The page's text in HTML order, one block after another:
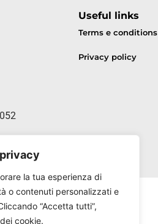
la tua esperienza di
o contenuti personalizzati e
“Accetta tutti”,
cookie.
Useful links
Terms e conditions
Privacy policy